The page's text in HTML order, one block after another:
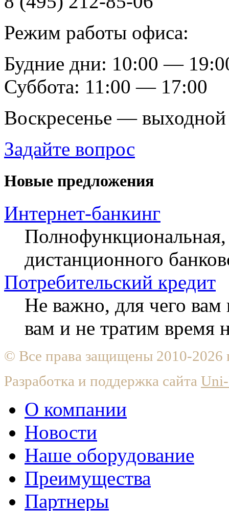
Режим работы офиса:
Будние дни: 10:00 —
Суббота: 11:00 — 17:00
Воскресенье — выходной
Задайте вопрос
Новые предложения
Интернет-банкинг
Полнофункциональная,
дистанционного
Потребительский кредит
Не важно, для чего
вам и не тратим время
© Все права защищены 2010-
Разработка и поддержка сайта
О компании
Новости
Наше оборудование
Преимущества
Партнеры